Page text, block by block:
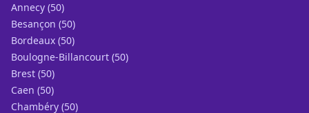
Annecy (50)
Besançon (50)
Bordeaux (50)
Boulogne-Billancourt (50)
Brest (50)
Caen (50)
Chambéry (50)